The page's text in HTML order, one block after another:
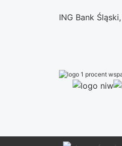
ING Bank